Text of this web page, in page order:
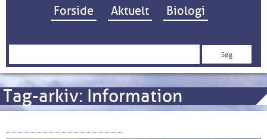
Hop til indhold
Forside Aktuelt Biologi
Søg
Tag-arkiv: Information